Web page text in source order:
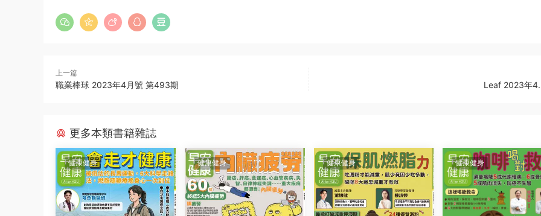
上一篇
職業棒球 2023年4月號 第493期 Leaf 2023年
更多本類書籍雜誌
健康健身 健康健身 健康健身 健康健身